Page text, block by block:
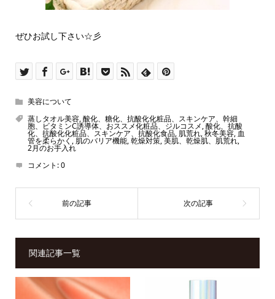
ぜひお試し下さい☆彡
美容について
蒸しタオル美容,酸化、糖化、抗酸化化粧品、スキンケア、幹細
胞、ビタミンC誘導体、おススメ化粧品、ジルコスメ,酸化、抗酸
化、抗酸化化粧品、スキンケア、抗酸化食品, 肌荒れ,秋冬美容,血
管を柔らかく, 肌のバリア機能,乾燥対策,美肌、乾燥肌、肌荒れ,
2月のお手入れ
コメント:0
関連記事一覧